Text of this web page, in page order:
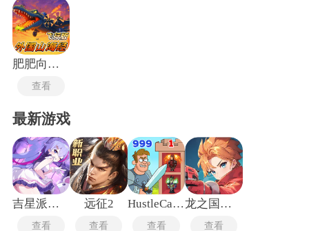
肥肥向前冲
查看
最新游戏
吉星派对手机版
查看
远征2
查看
HustleCastle中文版
查看
龙之国物语畅享服
查看